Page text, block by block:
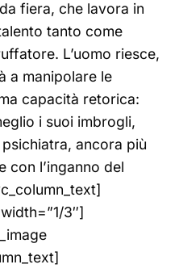
fiera, che lavora in
tanto come
L’uomo riesce,
a manipolare le
capacità retorica:
i suoi imbrogli,
ancora più
con l’inganno del
3″]